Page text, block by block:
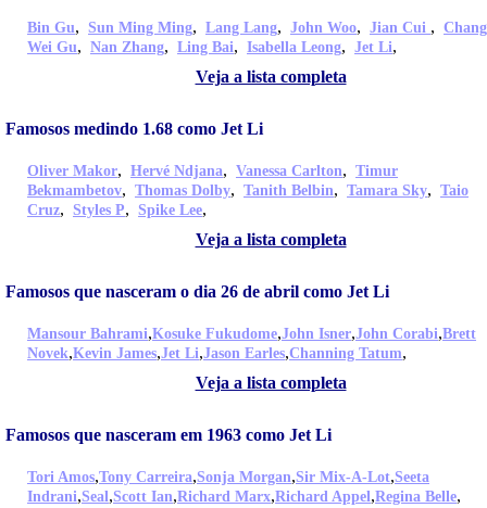
Bin Gu, Sun Ming Ming, Lang Lang, John Woo, Jian Cui , Chang
Wei Gu, Nan Zhang, Ling Bai, Isabella Leong, Jet Li,
Veja a lista completa
Famosos medindo 1.68 como Jet Li
Oliver Makor, Hervé Ndjana, Vanessa Carlton, Timur
Bekmambetov, Thomas Dolby, Tanith Belbin, Tamara Sky, Taio
Cruz, Styles P, Spike Lee,
Veja a lista completa
Famosos que nasceram o dia 26 de abril como Jet Li
Mansour Bahrami,Kosuke Fukudome,John Isner,John Corabi,Brett
Novek,Kevin James,Jet Li,Jason Earles,Channing Tatum,
Veja a lista completa
Famosos que nasceram em 1963 como Jet Li
Tori Amos,Tony Carreira,Sonja Morgan,Sir Mix-A-Lot,Seeta
Indrani,Seal,Scott Ian,Richard Marx,Richard Appel,Regina Belle,